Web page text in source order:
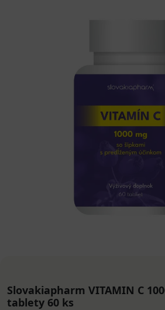
Slovakiapharm VITAMIN C
tablety 60 ks